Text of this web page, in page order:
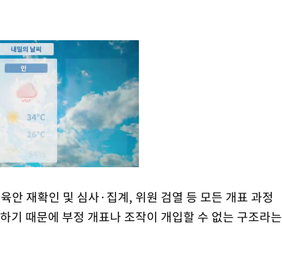
Mute
안 재확인 및 심사·집계, 위원 검열 등 모든 개표 과정
기 때문에 부정 개표나 조작이 개입할 수 없는 구조라는